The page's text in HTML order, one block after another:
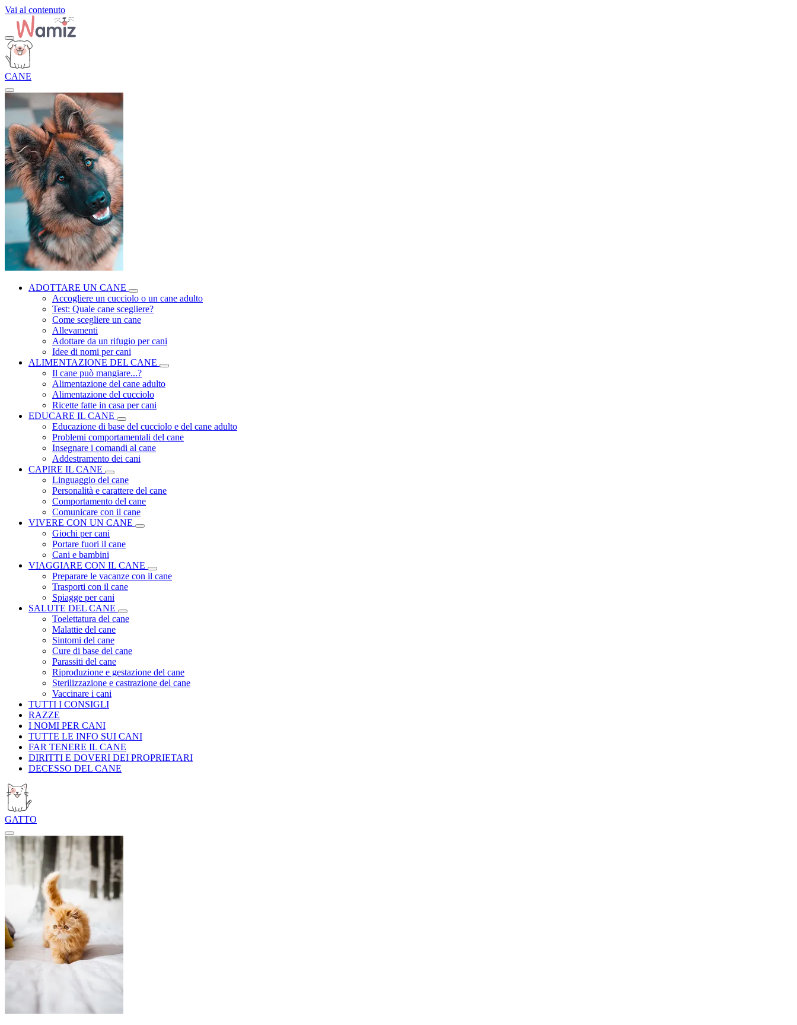
Vai al contenuto
CANE
ADOTTARE UN CANE
Accogliere un cucciolo o un cane adulto
Test: Quale cane scegliere?
Come scegliere un cane
Allevamenti
Adottare da un rifugio per cani
Idee di nomi per cani
ALIMENTAZIONE DEL CANE
Il cane può mangiare...?
Alimentazione del cane adulto
Alimentazione del cucciolo
Ricette fatte in casa per cani
EDUCARE IL CANE
Educazione di base del cucciolo e del cane adulto
Problemi comportamentali del cane
Insegnare i comandi al cane
Addestramento dei cani
CAPIRE IL CANE
Linguaggio del cane
Personalità e carattere del cane
Comportamento del cane
Comunicare con il cane
VIVERE CON UN CANE
Giochi per cani
Portare fuori il cane
Cani e bambini
VIAGGIARE CON IL CANE
Preparare le vacanze con il cane
Trasporti con il cane
Spiagge per cani
SALUTE DEL CANE
Toelettatura del cane
Malattie del cane
Sintomi del cane
Cure di base del cane
Parassiti del cane
Riproduzione e gestazione del cane
Sterilizzazione e castrazione del cane
Vaccinare i cani
TUTTI I CONSIGLI
RAZZE
I NOMI PER CANI
TUTTE LE INFO SUI CANI
FAR TENERE IL CANE
DIRITTI E DOVERI DEI PROPRIETARI
DECESSO DEL CANE
GATTO